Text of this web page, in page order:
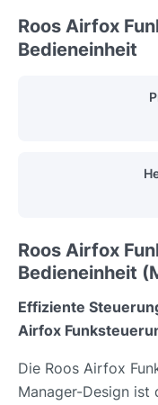
Roos Airfox
Bedieneinheit
Roos Airfox
Bedieneinheit
Effiziente
Airfox
Die Roos Airfox
Manager-Design ist